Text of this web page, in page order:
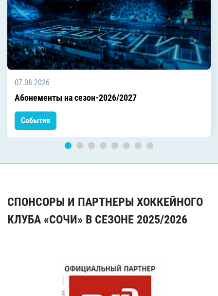
07.08.2026
Абонементы на сезон-2026/2027
События
СПОНСОРЫ И ПАРТНЕРЫ ХОККЕЙНОГО
КЛУБА «СОЧИ» В СЕЗОНЕ 2025/2026